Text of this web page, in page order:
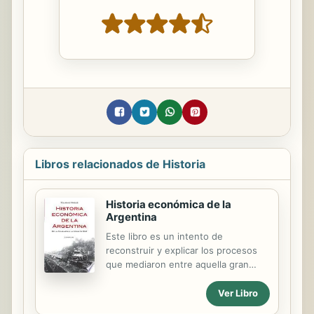
Libros relacionados de Historia
Historia económica de la
Argentina
Este libro es un intento de
reconstruir y explicar los procesos
que mediaron entre aquella gran
expectativa económica de comienzos
del siglo XVI, los logros de la
Argentina de comienzos del siglo XX
Ver Libro